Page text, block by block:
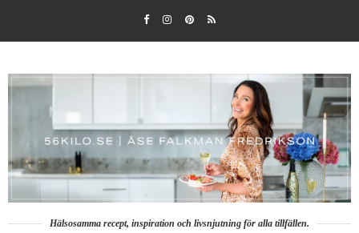
Hälsosamma recept, inspiration och livsnjutning för alla tillfällen.